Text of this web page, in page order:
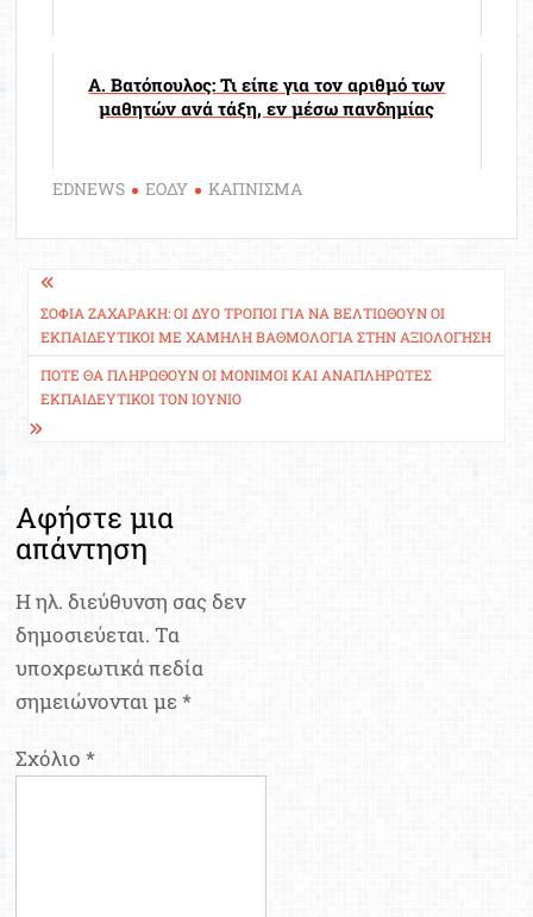
Α. Βατόπουλος: Τι είπε για τον αριθμό των
μαθητών ανά τάξη, εν μέσω πανδημίας
EDNEWS ΕΟΔΥ ΚΑΠΝΙΣΜΑ
Πλοήγηση
άρθρων
ΣΟΦΊΑ ΖΑΧΑΡΆΚΗ: ΟΙ ΔΎΟ ΤΡΌΠΟΙ ΓΙΑ ΝΑ ΒΕΛΤΙΩΘΟΎΝ ΟΙ
ΕΚΠΑΙΔΕΥΤΙΚΟΊ ΜΕ ΧΑΜΗΛΉ ΒΑΘΜΟΛΟΓΊΑ ΣΤΗΝ ΑΞΙΟΛΌΓΗΣΗ
ΠΌΤΕ ΘΑ ΠΛΗΡΩΘΟΎΝ ΟΙ ΜΌΝΙΜΟΙ ΚΑΙ ΑΝΑΠΛΗΡΩΤΈΣ
ΕΚΠΑΙΔΕΥΤΙΚΟΊ ΤΟΝ ΙΟΎΝΙΟ
Αφήστε μια
απάντηση
Η ηλ. διεύθυνση σας δεν
δημοσιεύεται. Τα
υποχρεωτικά πεδία
σημειώνονται με*
Σχόλιο*